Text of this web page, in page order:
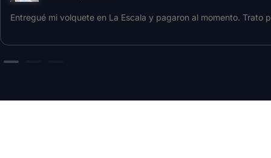
Entregué mi volquete en La Escala y pagaron al momento. Trato